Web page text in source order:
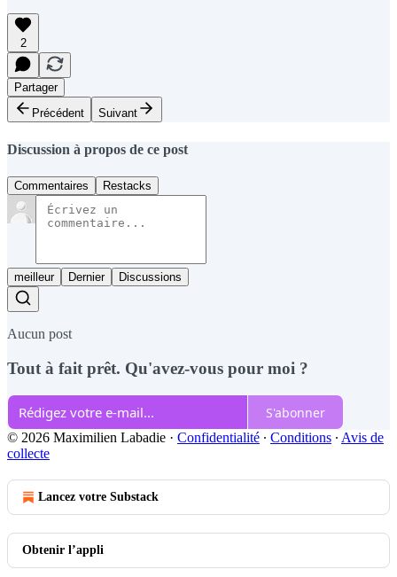
2
Partager
Précédent
Suivant
Discussion à propos de ce post
Commentaires Restacks
meilleur Dernier Discussions
Aucun post
Tout à fait prêt. Qu'avez-vous pour moi ?
S'abonner
© 2026 Maximilien Labadie · Confidentialité ∙ Conditions ∙ Avis de
collecte
Lancez votre Substack
Obtenir l’appli